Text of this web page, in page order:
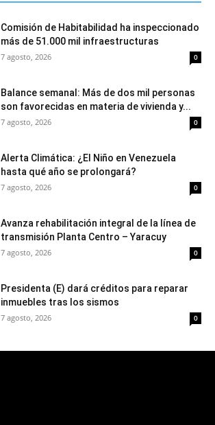
Comisión de Habitabilidad ha inspeccionado
más de 51.000 mil infraestructuras
7 agosto, 2026 0
Balance semanal: Más de dos mil personas
son favorecidas en materia de vivienda y...
7 agosto, 2026 0
Alerta Climática: ¿El Niño en Venezuela
hasta qué año se prolongará?
7 agosto, 2026 0
Avanza rehabilitación integral de la línea de
transmisión Planta Centro – Yaracuy
7 agosto, 2026 0
Presidenta (E) dará créditos para reparar
inmuebles tras los sismos
7 agosto, 2026 0